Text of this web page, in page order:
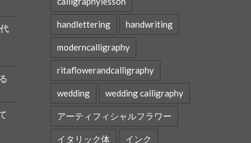
handlettering handwriting
moderncalligraphy
ritaflowerandcalligraphy
wedding wedding calligraphy
アーティフィシャルフラワー
イタリック体 インク